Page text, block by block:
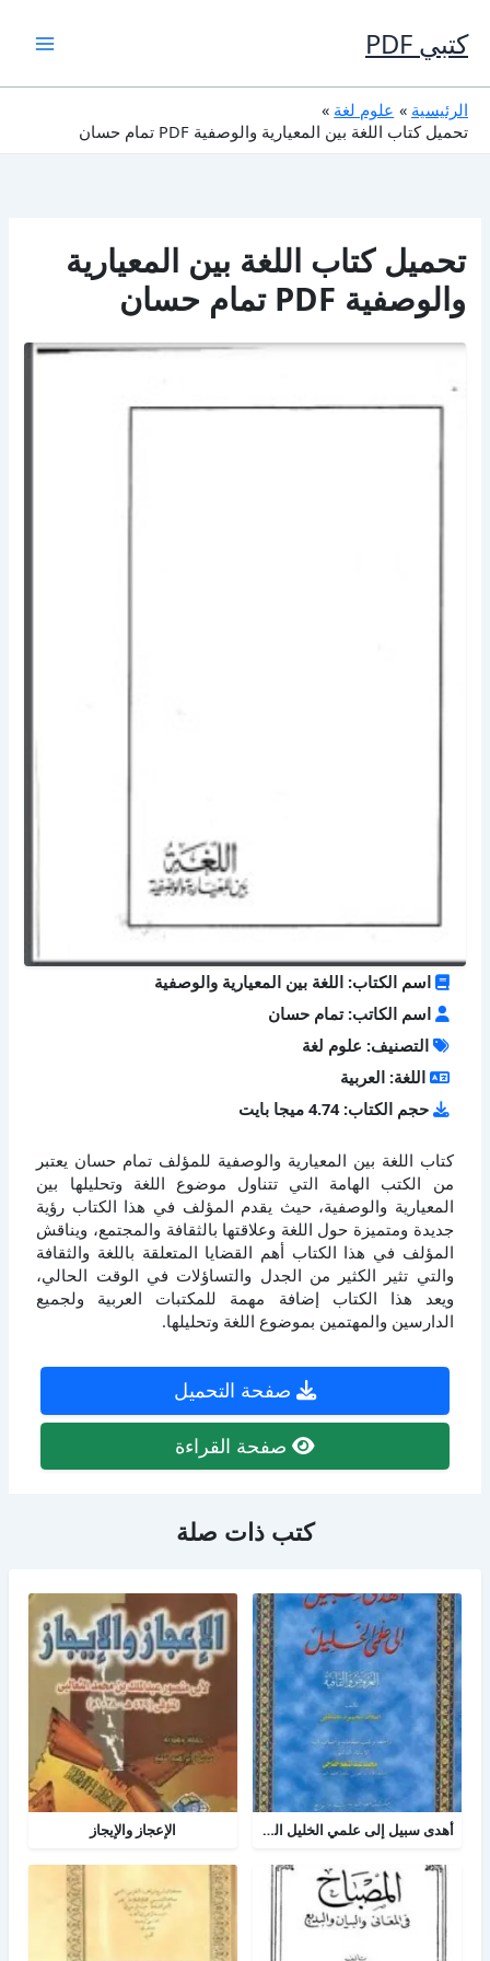
إلى
المحتوى
كتبي PDF
الرئيسية
علوم لغة
تحميل كتاب اللغة بين المعيارية والوصفية PDF تمام حسان
تحميل كتاب اللغة بين المعيارية
والوصفية PDF تمام حسان
اسم الكتاب: اللغة بين المعيارية والوصفية
اسم الكاتب: تمام حسان
التصنيف: علوم لغة
اللغة: العربية
حجم الكتاب: 4.74 ميجا بايت
كتاب اللغة بين المعيارية والوصفية للمؤلف تمام حسان يعتبر
من الكتب الهامة التي تتناول موضوع اللغة وتحليلها بين
المعيارية والوصفية، حيث يقدم المؤلف في هذا الكتاب رؤية
جديدة ومتميزة حول اللغة وعلاقتها بالثقافة والمجتمع، ويناقش
المؤلف في هذا الكتاب أهم القضايا المتعلقة باللغة والثقافة
والتي تثير الكثير من الجدل والتساؤلات في الوقت الحالي،
ويعد هذا الكتاب إضافة مهمة للمكتبات العربية ولجميع
الدارسين والمهتمين بموضوع اللغة وتحليلها.
صفحة التحميل
صفحة القراءة
كتب ذات صلة
أهدى سبيل إلى علمي الخليل العروض والقافية الإعجاز والإيجاز